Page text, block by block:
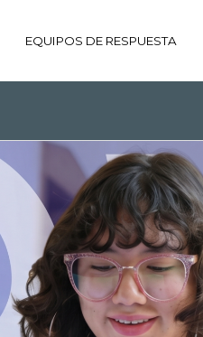
EQUIPOS DE RESPUESTA